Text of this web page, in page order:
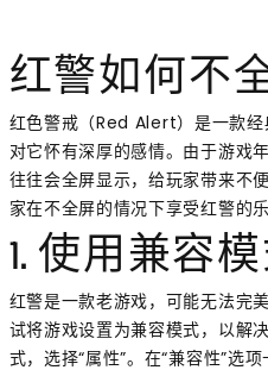
红警如何不
红色警戒（Red Alert）是一款
对它怀有深厚的感情。由于游戏
往往会全屏显示，给玩家带来不
家在不全屏的情况下享受红警的乐
1. 使用兼容
红警是一款老游戏，可能无法完
试将游戏设置为兼容模式，以解
式，选择“属性”。在“兼容性”选